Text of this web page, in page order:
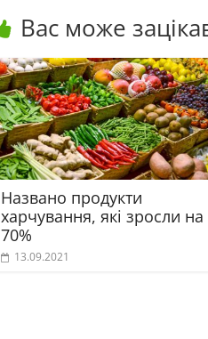
Вас може
Названо продукти
харчування, які зросли на
70%
13.09.2021